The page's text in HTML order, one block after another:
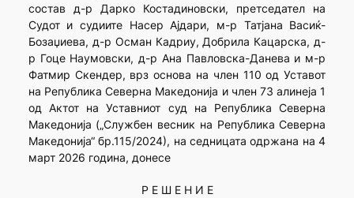
состав д-р Дарко Костадиновски, претседател на
Судот и судиите Насер Ајдари, м-р Татјана Васиќ-
Бозаџиева, д-р Осман Кадриу, Добрила Кацарска, д-
р Гоце Наумовски, д-р Ана Павловска-Данева и м-р
Фатмир Скендер, врз основа на член 110 од Уставот
на Република Северна Македонија и член 73 алинеја 1
од Актот на Уставниот суд на Република Северна
Македонија („Службен весник на Република Северна
Македонија“ бр.115/2024), на седницата одржана на 4
март 2026 година, донесе
Р Е Ш Е Н И Е